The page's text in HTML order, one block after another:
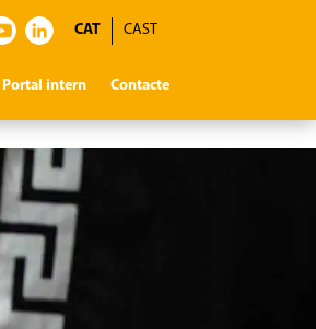
CAST
CAT
Portal intern Contacte